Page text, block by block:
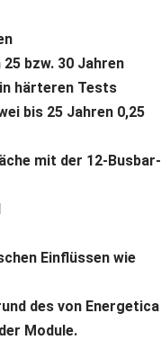
bzw. 30 Jahren
härteren Tests
bis 25 Jahren 0,25
mit der 12-Busbar-
Einflüssen wie
des von Energetica
Module.